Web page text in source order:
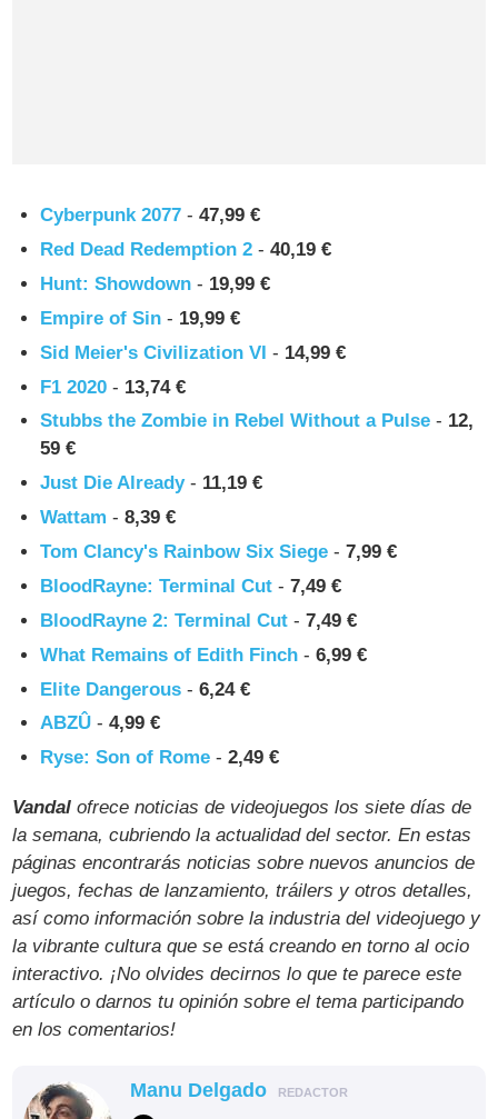
Cyberpunk 2077 -47,99 €
Red Dead Redemption 2 -40,19 €
Hunt: Showdown - 19,99 €
Empire of Sin - 19,99 €
Sid Meier's Civilization VI - 14,99 €
F1 2020 - 13,74 €
Stubbs the Zombie in Rebel Without a Pulse - 12,
59 €
Just Die Already- 11,19 €
Wattam -8,39 €
Tom Clancy's Rainbow Six Siege -7,99 €
BloodRayne: Terminal Cut -7,49 €
BloodRayne 2: Terminal Cut -7,49 €
What Remains of Edith Finch -6,99 €
Elite Dangerous -6,24 €
ABZÛ -4,99 €
Ryse: Son of Rome -2,49 €
Vandal ofrece noticias de videojuegos los siete días de
la semana, cubriendo la actualidad del sector. En estas
páginas encontrarás noticias sobre nuevos anuncios de
juegos, fechas de lanzamiento, tráilers y otros detalles,
así como información sobre la industria del videojuego y
la vibrante cultura que se está creando en torno al ocio
interactivo. ¡No olvides decirnos lo que te parece este
artículo o darnos tu opinión sobre el tema participando
en los comentarios!
Manu Delgado REDACTOR